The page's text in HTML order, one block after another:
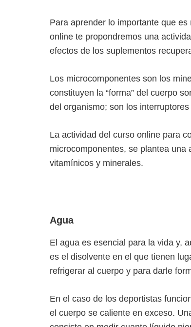
Para aprender lo importante que
online te propondremos una
efectos de los suplementos
Los microcomponentes son los
constituyen la “forma” del cuerpo
del organismo; son los
La actividad del curso online para
microcomponentes, se plantea
vitamínicos y minerales.
Agua
El agua es esencial para la vida y,
es el disolvente en el que tienen
refrigerar al cuerpo y para darle
En el caso de los deportistas
el cuerpo se caliente en exceso.